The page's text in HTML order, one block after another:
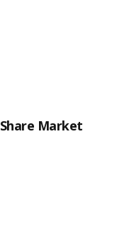
Share Market